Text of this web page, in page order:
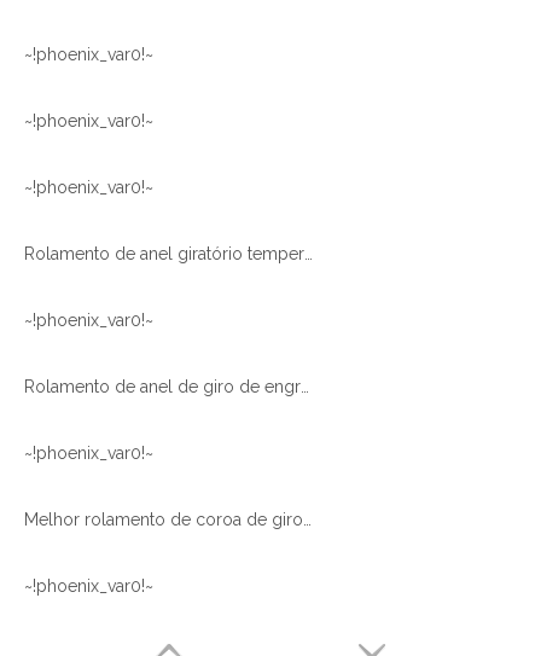
~!phoenix_var0!~
~!phoenix_var0!~
~!phoenix_var0!~
~!phoenix_var0!~
~!phoenix_var0!~
~!phoenix_var0!~